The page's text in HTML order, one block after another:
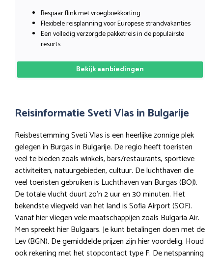
Bespaar flink met vroegboekkorting
Flexibele reisplanning voor Europese strandvakanties
Een volledig verzorgde pakketreis in de populairste
resorts
Bekijk aanbiedingen
Reisinformatie Sveti Vlas in Bulgarije
Reisbestemming Sveti Vlas is een heerlijke zonnige plek
gelegen in Burgas in Bulgarije. De regio heeft toeristen
veel te bieden zoals winkels, bars/restaurants, sportieve
activiteiten, natuurgebieden, cultuur. De luchthaven die
veel toeristen gebruiken is Luchthaven van Burgas (BOJ).
De totale vlucht duurt zo’n 2 uur en 30 minuten. Het
bekendste vliegveld van het land is Sofia Airport (SOF).
Vanaf hier vliegen vele maatschappijen zoals Bulgaria Air.
Men spreekt hier Bulgaars. Je kunt betalingen doen met de
Lev (BGN). De gemiddelde prijzen zijn hier voordelig. Houd
ook rekening met het stopcontact type F. De netspanning